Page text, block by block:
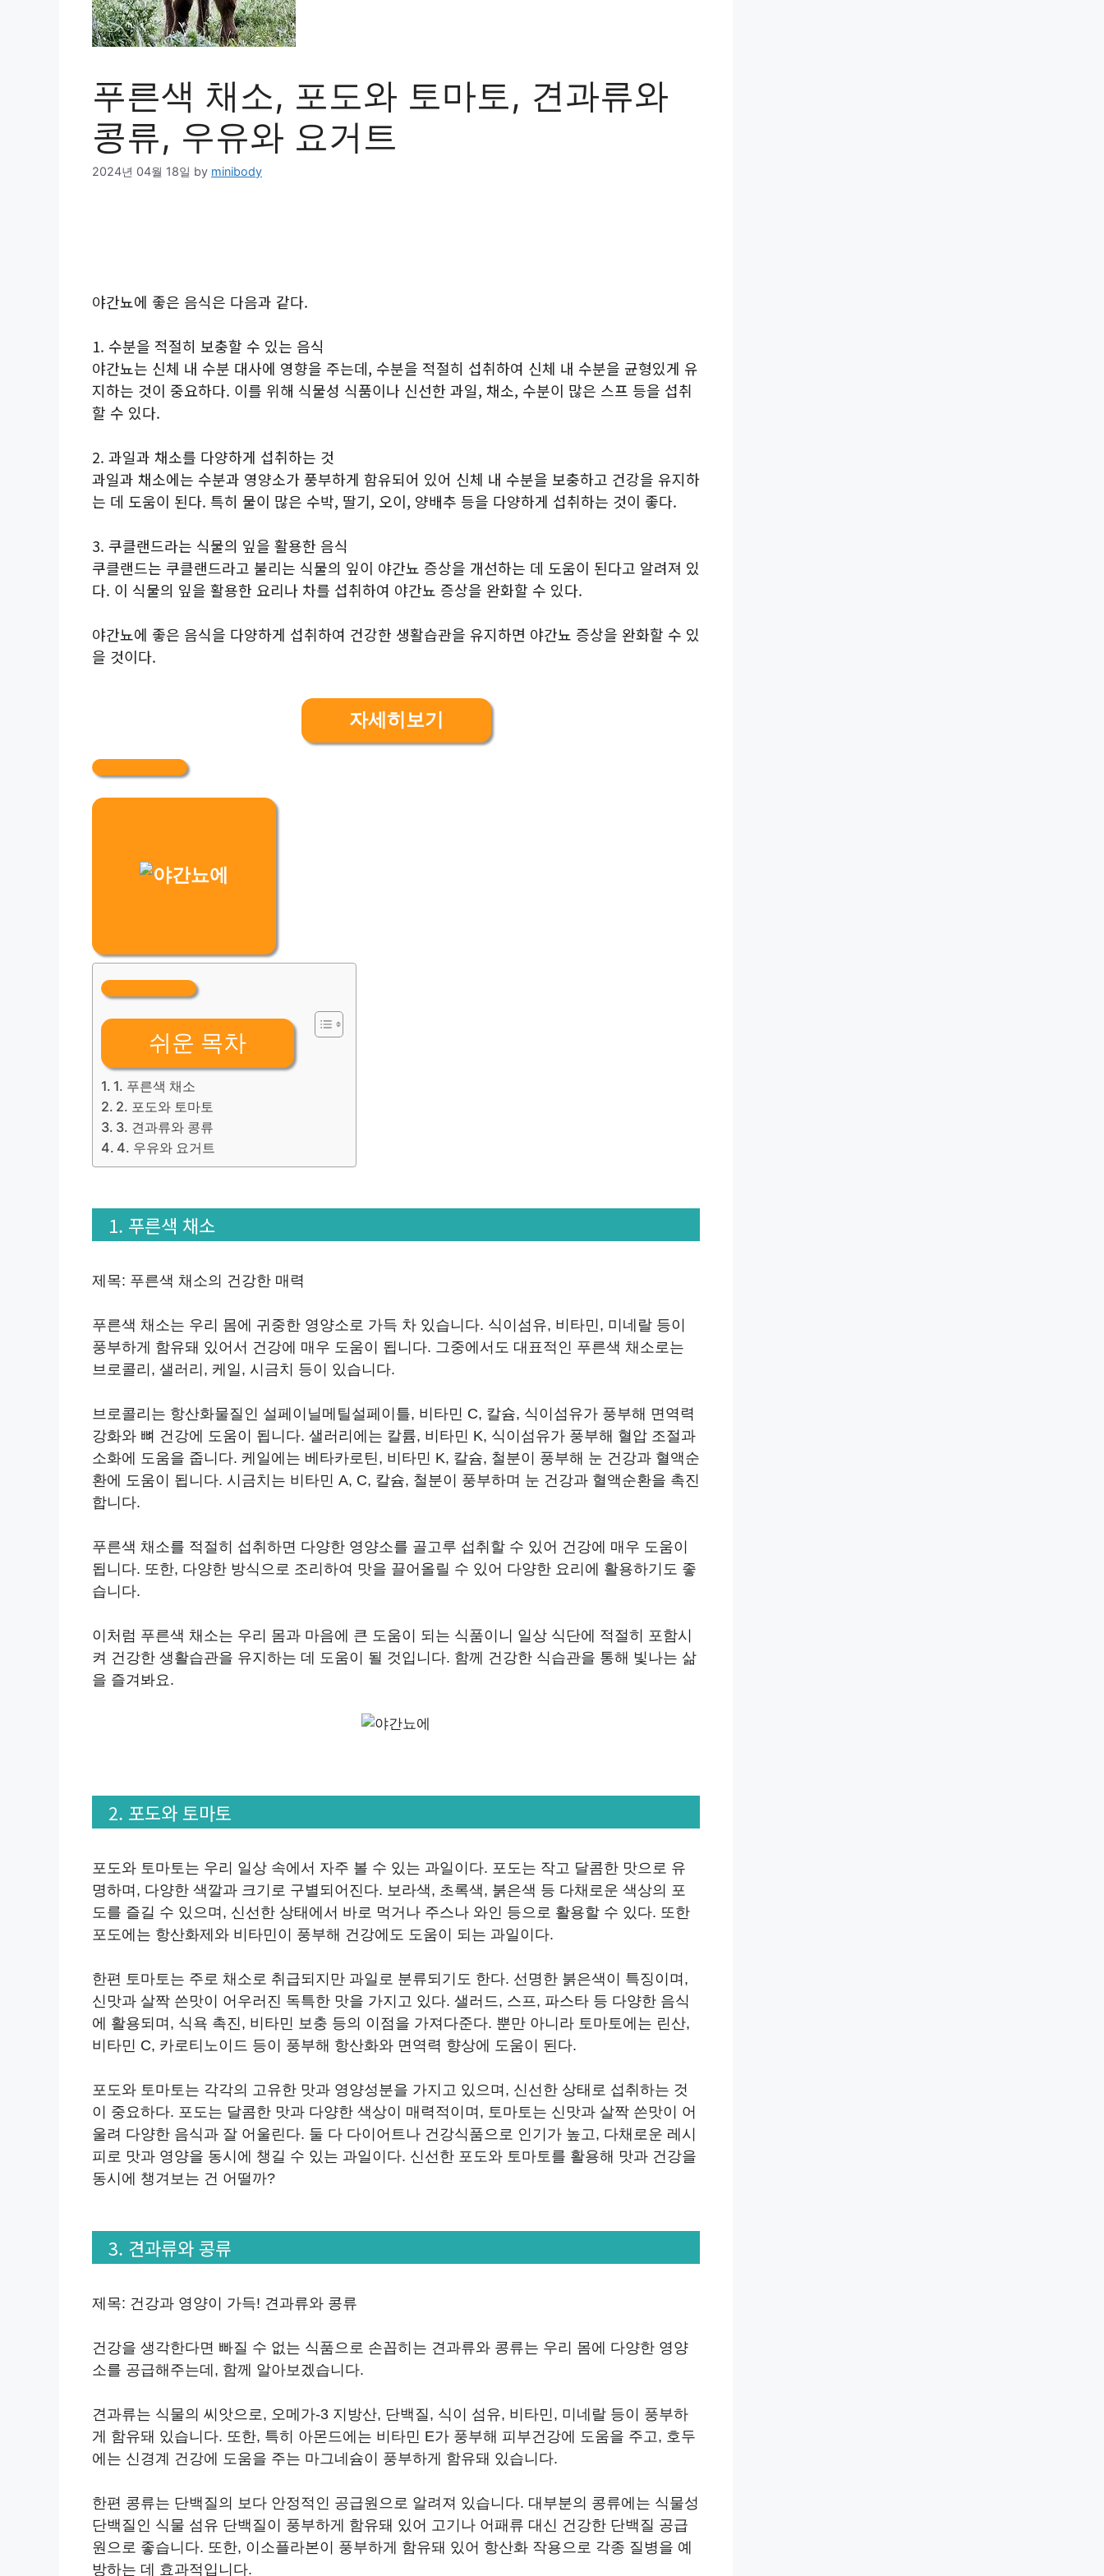
푸른색 채소, 포도와 토마토, 견과류와
콩류, 우유와 요거트
2024년 04월 18일 by minibody
야간뇨에 좋은 음식은 다음과 같다.
1. 수분을 적절히 보충할 수 있는 음식
야간뇨는 신체 내 수분 대사에 영향을 주는데, 수분을 적절히 섭취하여 신체 내 수분을 균형있게 유
지하는 것이 중요하다. 이를 위해 식물성 식품이나 신선한 과일, 채소, 수분이 많은 스프 등을 섭취
할 수 있다.
2. 과일과 채소를 다양하게 섭취하는 것
과일과 채소에는 수분과 영양소가 풍부하게 함유되어 있어 신체 내 수분을 보충하고 건강을 유지하
는 데 도움이 된다. 특히 물이 많은 수박, 딸기, 오이, 양배추 등을 다양하게 섭취하는 것이 좋다.
3. 쿠클랜드라는 식물의 잎을 활용한 음식
쿠클랜드는 쿠클랜드라고 불리는 식물의 잎이 야간뇨 증상을 개선하는 데 도움이 된다고 알려져 있
다. 이 식물의 잎을 활용한 요리나 차를 섭취하여 야간뇨 증상을 완화할 수 있다.
야간뇨에 좋은 음식을 다양하게 섭취하여 건강한 생활습관을 유지하면 야간뇨 증상을 완화할 수 있
을 것이다.
자세히보기
쉬운 목차
1. 푸른색 채소
2. 포도와 토마토
3. 견과류와 콩류
4. 우유와 요거트
1. 푸른색 채소
제목: 푸른색 채소의 건강한 매력
푸른색 채소는 우리 몸에 귀중한 영양소로 가득 차 있습니다. 식이섬유, 비타민, 미네랄 등이
풍부하게 함유돼 있어서 건강에 매우 도움이 됩니다. 그중에서도 대표적인 푸른색 채소로는
브로콜리, 샐러리, 케일, 시금치 등이 있습니다.
브로콜리는 항산화물질인 설페이닐메틸설페이틀, 비타민 C, 칼슘, 식이섬유가 풍부해 면역력
강화와 뼈 건강에 도움이 됩니다. 샐러리에는 칼륨, 비타민 K, 식이섬유가 풍부해 혈압 조절과
소화에 도움을 줍니다. 케일에는 베타카로틴, 비타민 K, 칼슘, 철분이 풍부해 눈 건강과 혈액순
환에 도움이 됩니다. 시금치는 비타민 A, C, 칼슘, 철분이 풍부하며 눈 건강과 혈액순환을 촉진
합니다.
푸른색 채소를 적절히 섭취하면 다양한 영양소를 골고루 섭취할 수 있어 건강에 매우 도움이
됩니다. 또한, 다양한 방식으로 조리하여 맛을 끌어올릴 수 있어 다양한 요리에 활용하기도 좋
습니다.
이처럼 푸른색 채소는 우리 몸과 마음에 큰 도움이 되는 식품이니 일상 식단에 적절히 포함시
켜 건강한 생활습관을 유지하는 데 도움이 될 것입니다. 함께 건강한 식습관을 통해 빛나는 삶
을 즐겨봐요.
2. 포도와 토마토
포도와 토마토는 우리 일상 속에서 자주 볼 수 있는 과일이다. 포도는 작고 달콤한 맛으로 유
명하며, 다양한 색깔과 크기로 구별되어진다. 보라색, 초록색, 붉은색 등 다채로운 색상의 포
도를 즐길 수 있으며, 신선한 상태에서 바로 먹거나 주스나 와인 등으로 활용할 수 있다. 또한
포도에는 항산화제와 비타민이 풍부해 건강에도 도움이 되는 과일이다.
한편 토마토는 주로 채소로 취급되지만 과일로 분류되기도 한다. 선명한 붉은색이 특징이며,
신맛과 살짝 쓴맛이 어우러진 독특한 맛을 가지고 있다. 샐러드, 스프, 파스타 등 다양한 음식
에 활용되며, 식욕 촉진, 비타민 보충 등의 이점을 가져다준다. 뿐만 아니라 토마토에는 린산,
비타민 C, 카로티노이드 등이 풍부해 항산화와 면역력 향상에 도움이 된다.
포도와 토마토는 각각의 고유한 맛과 영양성분을 가지고 있으며, 신선한 상태로 섭취하는 것
이 중요하다. 포도는 달콤한 맛과 다양한 색상이 매력적이며, 토마토는 신맛과 살짝 쓴맛이 어
울려 다양한 음식과 잘 어울린다. 둘 다 다이어트나 건강식품으로 인기가 높고, 다채로운 레시
피로 맛과 영양을 동시에 챙길 수 있는 과일이다. 신선한 포도와 토마토를 활용해 맛과 건강을
동시에 챙겨보는 건 어떨까?
3. 견과류와 콩류
제목: 건강과 영양이 가득! 견과류와 콩류
건강을 생각한다면 빠질 수 없는 식품으로 손꼽히는 견과류와 콩류는 우리 몸에 다양한 영양
소를 공급해주는데, 함께 알아보겠습니다.
견과류는 식물의 씨앗으로, 오메가-3 지방산, 단백질, 식이 섬유, 비타민, 미네랄 등이 풍부하
게 함유돼 있습니다. 또한, 특히 아몬드에는 비타민 E가 풍부해 피부건강에 도움을 주고, 호두
에는 신경계 건강에 도움을 주는 마그네슘이 풍부하게 함유돼 있습니다.
한편 콩류는 단백질의 보다 안정적인 공급원으로 알려져 있습니다. 대부분의 콩류에는 식물성
단백질인 식물 섬유 단백질이 풍부하게 함유돼 있어 고기나 어패류 대신 건강한 단백질 공급
원으로 좋습니다. 또한, 이소플라본이 풍부하게 함유돼 있어 항산화 작용으로 각종 질병을 예
방하는 데 효과적입니다.